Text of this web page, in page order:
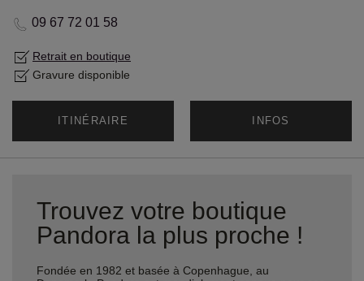
09 67 72 01 58
Retrait en boutique
Gravure disponible
ITINÉRAIRE INFOS
Trouvez votre boutique
Pandora la plus proche !
Fondée en 1982 et basée à Copenhague, au